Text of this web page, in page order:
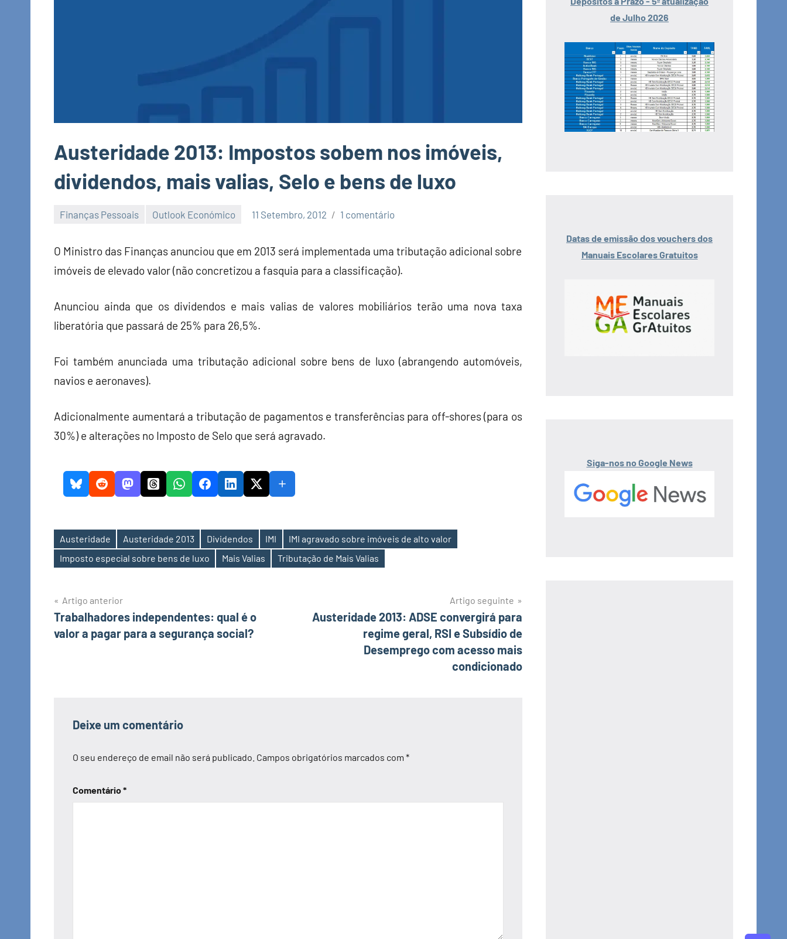
Austeridade 2013: Impostos sobem nos imóveis,
dividendos, mais valias, Selo e bens de luxo
Finanças Pessoais Outlook Económico 11 Setembro, 2012
Economia
Finanças
1 comentário
O Ministro das Finanças anunciou que em 2013 será implementada uma tributação adicional sobre
imóveis de elevado valor (não concretizou a fasquia para a classificação).
Anunciou ainda que os dividendos e mais valias de valores mobiliários terão uma nova taxa
liberatória que passará de 25% para 26,5%.
Foi também anunciada uma tributação adicional sobre bens de luxo (abrangendo automóveis,
navios e aeronaves).
Adicionalmente aumentará a tributação de pagamentos e transferências para off-shores (para os
30%) e alterações no Imposto de Selo que será agravado.
Etiquetas
Austeridade Austeridade 2013 Dividendos IMI
IMI agravado sobre imóveis de alto valor
Imposto especial sobre bens de luxo
Mais Valias Tributação de Mais Valias
Navegação
de
Artigo anterior
Trabalhadores independentes: qual é o
valor a pagar para a segurança social?
Artigo seguinte
Austeridade 2013: ADSE convergirá para
regime geral, RSI e Subsídio de
Desemprego com acesso mais
condicionado
Deixe um comentário
O seu endereço de email não será publicado. Campos obrigatórios marcados com *
Comentário*
de Julho 2026
Datas de emissão dos vouchers dos
Manuais Escolares Gratuitos
Siga-nos no Google News